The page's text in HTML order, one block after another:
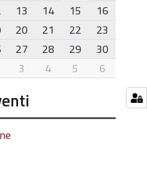
13 14 15
16
20 21 22
23
27 28 29
30
3 4 5 6